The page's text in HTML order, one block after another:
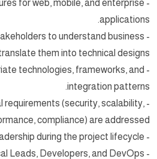
for web, mobile, and enterprise
applications.
to understand business
them into technical designs.
technologies, frameworks, and
integration patterns.
requirements (security, scalability,
compliance) are addressed.
- Provide technical leadership during the project lifecycle.
Leads, Developers, and DevOps